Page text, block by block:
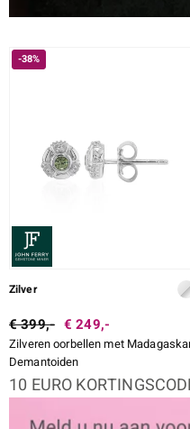
-38%
Zilver
€ 399,- € 249,-
Zilveren oorbellen met
Demantoiden
10 EURO